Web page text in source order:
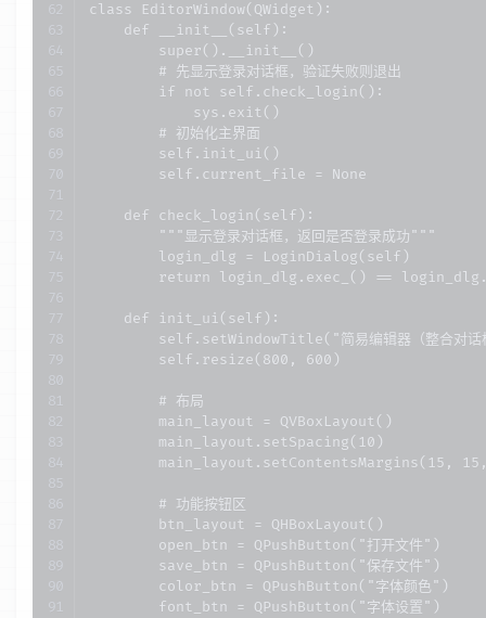
class EditorWindow(QWidget):
    def __init__(self):
        super().__init__()
        # 先显示登录对话框，验证失败则退出
        if not self.check_login():
            sys.exit()
        # 初始化主界面
        self.init_ui()
        self.current_file = None
    def check_login(self):
        """显示登录对话框，返回是否登录成功"""
        login_dlg = LoginDialog(self)
return login_dlg.exec_() ==
    def init_ui(self):
self.setWindowTitle("简易编辑器（整合对话
        self.resize(800, 600)
        # 布局
        main_layout = QVBoxLayout()
        main_layout.setSpacing(10)
main_layout.setContentsMargins(15,
        # 功能按钮区
        btn_layout = QHBoxLayout()
        open_btn = QPushButton("打开文件")
        save_btn = QPushButton("保存文件")
        color_btn = QPushButton("字体颜色")
        font_btn = QPushButton("字体设置")